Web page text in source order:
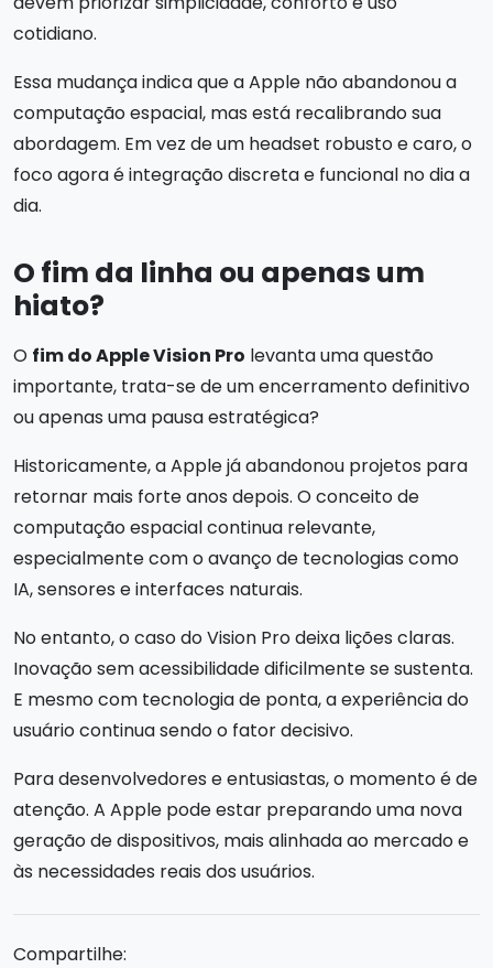
cotidiano.
Essa mudança indica que a Apple não abandonou a
computação espacial, mas está recalibrando sua
abordagem. Em vez de um headset robusto e caro, o
foco agora é integração discreta e funcional no dia a
dia.
O fim da linha ou apenas um
hiato?
O fim do Apple Vision Pro levanta uma questão
importante, trata-se de um encerramento definitivo
ou apenas uma pausa estratégica?
Historicamente, a Apple já abandonou projetos para
retornar mais forte anos depois. O conceito de
computação espacial continua relevante,
especialmente com o avanço de tecnologias como
IA, sensores e interfaces naturais.
No entanto, o caso do Vision Pro deixa lições claras.
Inovação sem acessibilidade dificilmente se sustenta.
E mesmo com tecnologia de ponta, a experiência do
usuário continua sendo o fator decisivo.
Para desenvolvedores e entusiastas, o momento é de
atenção. A Apple pode estar preparando uma nova
geração de dispositivos, mais alinhada ao mercado e
às necessidades reais dos usuários.
Compartilhe: